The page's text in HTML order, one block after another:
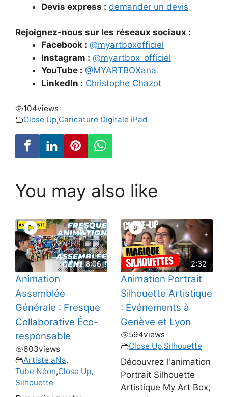
Devis express : demander un devis
Rejoignez-nous sur les réseaux sociaux :
Facebook : @myartboxofficiel
Instagram : @myartbox_officiel
YouTube : @MYARTBOXana
LinkedIn : Christophe Chazot
104views
Close Up,Caricature Digitale iPad
You may also like
8:06
Animation
Assemblée
Générale : Fresque
Collaborative Éco-
responsable
603views
Artiste aNa,
Tube Néon,Close Up,
Silhouette
2:32
Animation Portrait
Silhouette Artistique
: Événements à
Genève et Lyon
594views
Close Up,Silhouette
Découvrez l'animation
Portrait Silhouette
Artistique My Art Box,